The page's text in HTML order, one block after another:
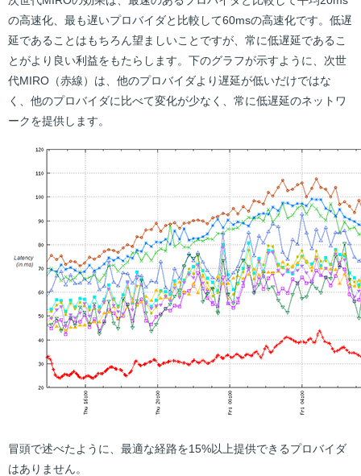
の高速化、最も遅いプロバイダと比較して60msの高速化です。低遅
延であることはもちろん望ましいことですが、常に低遅延であるこ
とがより良い利益をもたらします。下のグラフが示すように、次世
代MIRO（赤線）は、他のプロバイダより遅延が低いだけではな
く、他のプロバイダに比べて変化が少なく、常に低遅延のネットワ
ークを提供します。
冒頭で述べたように、最適な経路を15%以上提供できるプロバイダ
はありません。